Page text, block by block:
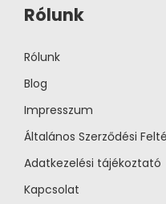
Rólunk
Rólunk
Blog
Impresszum
Általános Szerződési
Adatkezelési tájékoztató
Kapcsolat